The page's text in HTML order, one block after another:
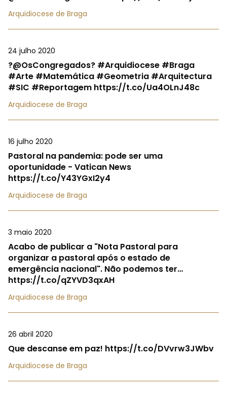
Arquidiocese de Braga
24 julho 2020
?@OsCongregados? #Arquidiocese #Braga
#Arte #Matemática #Geometria #Arquitectura
#SIC #Reportagem https://t.co/Ua4OLnJ48c
Arquidiocese de Braga
16 julho 2020
Pastoral na pandemia: pode ser uma
oportunidade - Vatican News
https://t.co/Y43YGxI2y4
Arquidiocese de Braga
3 maio 2020
Acabo de publicar a "Nota Pastoral para
organizar a pastoral após o estado de
emergência nacional". Não podemos ter…
https://t.co/qZYVD3qxAH
Arquidiocese de Braga
26 abril 2020
Que descanse em paz! https://t.co/DVvrw3JWbv
Arquidiocese de Braga